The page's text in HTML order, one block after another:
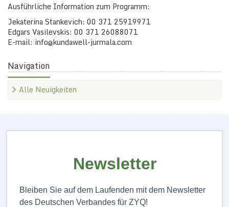
Ausführliche Information zum Programm:
Jekaterina Stankevich: 00 371 25919971
Edgars Vasilevskis: 00 371 26088071
E-mail: info@kundawell-jurmala.com
Navigation
Alle Neuigkeiten
Newsletter
Bleiben Sie auf dem Laufenden mit dem Newsletter
des Deutschen Verbandes für ZYQ!